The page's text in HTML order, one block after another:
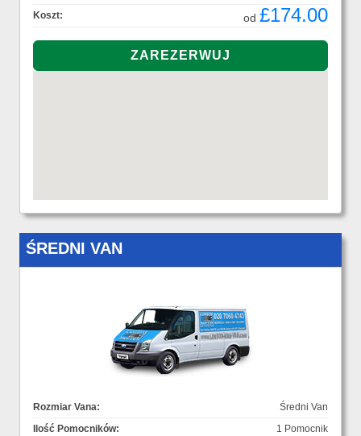
Koszt:
od £174.00
ŚREDNI VAN
Rozmiar Vana:
Średni Van
Ilość Pomocników:
1 Pomocnik